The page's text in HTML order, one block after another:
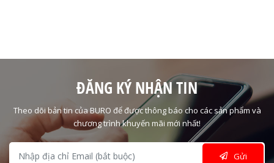
ĐĂNG KÝ NHẬN TIN
Theo dõi bản tin của BURO để được thông báo cho các sản phẩm và
chương trình khuyến mãi mới nhất!
Gửi